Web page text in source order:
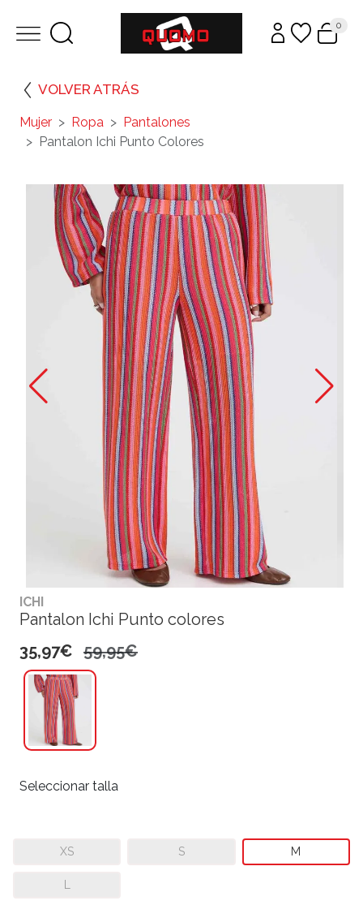
0
VOLVER ATRÁS
Mujer Ropa
Pantalones
Pantalon Ichi Punto Colores
ICHI
Pantalon Ichi Punto colores
35,97€ 59,95€
Seleccionar talla
XS S M
L